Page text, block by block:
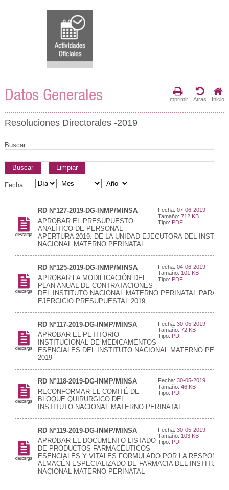
Datos Generales Imprimir Atras Inicio
Resoluciones Directorales -2019
Buscar:
Buscar Limpiar
Fecha:
Fecha:07-06-2019
Tamaño:712 KB
Tipo: PDF
RD N°127-2019-DG-INMP/MINSA
APROBAR EL PRESUPUESTO
ANALÍTICO DE PERSONAL
APERTURA 2019. DE LA UNIDAD EJECUTORA DEL
NACIONAL MATERNO PERINATAL
Fecha:04-06-2019
Tamaño: 101 KB
Tipo: PDF
RD N°125-2019-DG-INMP/MINSA
APROBAR LA MODIFICACIÓN DEL
PLAN ANUAL DE CONTRATACIONES
DEL INSTITUTO NACIONAL MATERNO PERINATAL PARA EL
EJERCICIO PRESUPUESTAL 2019
Fecha:30-05-2019
Tamaño:72 KB
Tipo: PDF
RD N°117-2019-DG-INMP/MINSA
APROBAR EL PETITORIO
INSTITUCIONAL DE MEDICAMENTOS
ESENCIALES DEL INSTITUTO NACIONAL MATERNO
2019
Fecha:30-05-2019
Tamaño:46 KB
Tipo: PDF
RD N°118-2019-DG-INMP/MINSA
RECONFORMAR EL COMITÉ DE
BLOQUE QUIRURGICO DEL
INSTITUTO NACIONAL MATERNO PERINATAL
Fecha:30-05-2019
Tamaño: 103 KB
Tipo: PDF
RD N°119-2019-DG-INMP/MINSA
APROBAR EL DOCUMENTO LISTADO
DE PRODUCTOS FARMACÉUTICOS
ESENCIALES Y VITALES FORMULADO POR LA
ALMACÉN ESPECIALIZADO DE FARMACIA DEL INSTITUTO
NACIONAL MATERNO PERINATAL